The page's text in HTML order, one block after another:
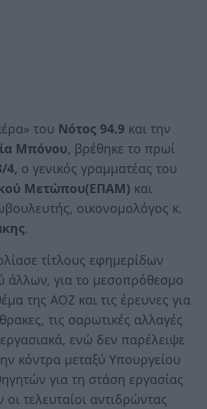
του Νότος 94.9 και την
Μπόνου, βρέθηκε το πρωί
4, ο γενικός γραμματέας του
Μετώπου(ΕΠΑΜ) και
οικονομολόγος κ.
.
τίτλους εφημερίδων
άλλων, για το μεσοπρόθεσμο
της ΑΟΖ και τις έρευνες για
τις σαρωτικές αλλαγές
ενώ δεν παρέλειψε
κόντρα μεταξύ Υπουργείου
για τη στάση εργασίας
τελευταίοι αντιδρώντας